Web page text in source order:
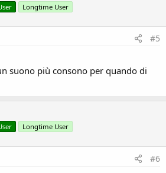
Longtime User
#5
suono più consono per quando di
Longtime User
#6